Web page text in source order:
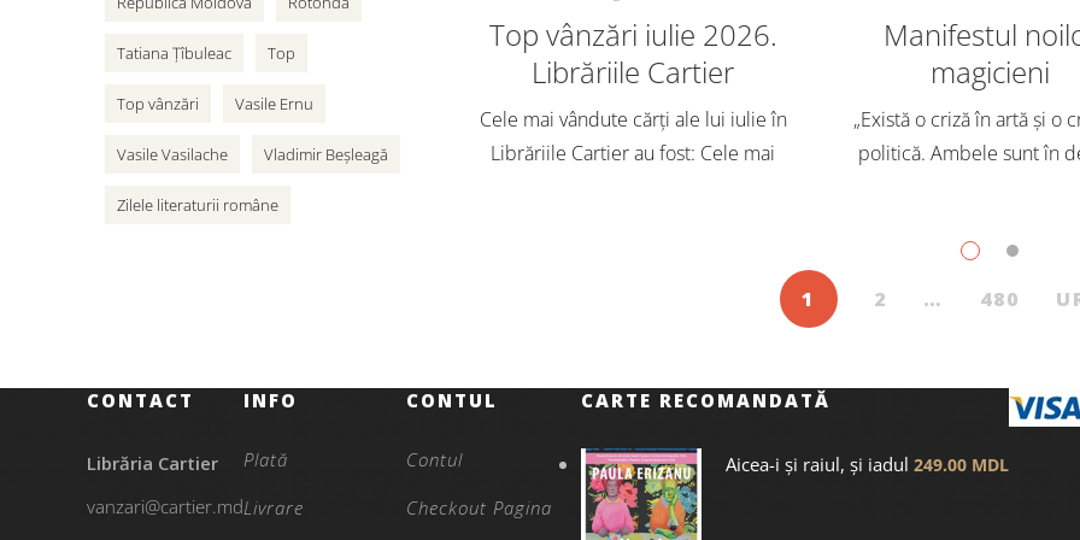
Top vânzări iulie 2026.
Librăriile Cartier
Cele mai vândute cărți ale lui iulie în
Librăriile Cartier au fost: Cele mai
Manifestul
magicieni
„Există o criză în artă și o
politică. Ambele sunt în
Situația poate fi salvată
1 2 … 480
Tatiana Țîbuleac Top
Top vânzări Vasile Ernu
Vasile Vasilache Vladimir Beșleagă
Zilele literaturii române
CONTACT
Librăria Cartier
vanzari@cartier.md
INFO
Plată
Livrare
CONTUL
Contul
Checkout Pagina
CARTE RECOMANDATĂ
Aicea-i și raiul, și iadul 249.00 MDL